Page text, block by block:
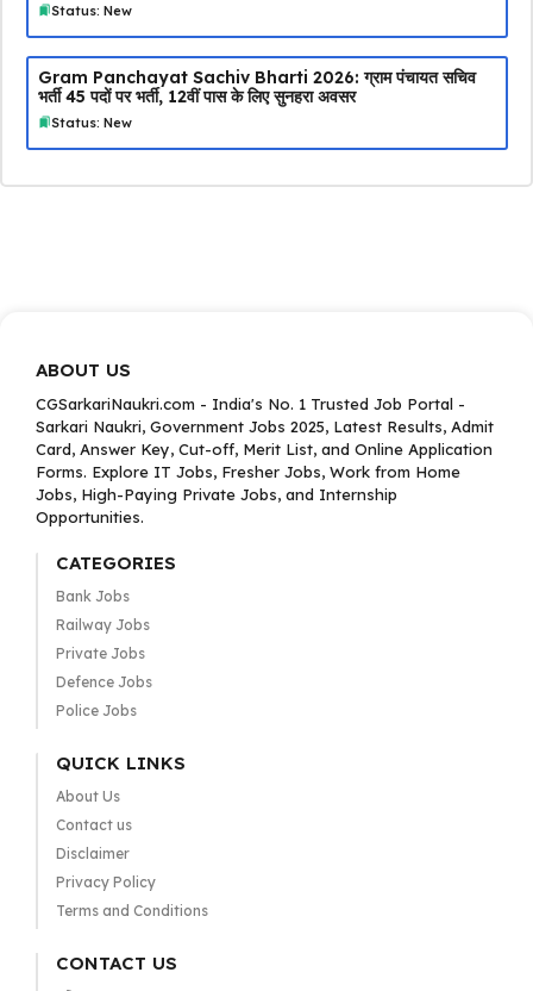
Status: New
Gram Panchayat Sachiv Bharti 2026: ग्राम पंचायत सचिव
भर्ती 45 पदों पर भर्ती, 12वीं पास के लिए सुनहरा अवसर
Status: New
ABOUT US
CGSarkariNaukri.com - India's No. 1 Trusted Job Portal -
Sarkari Naukri, Government Jobs 2025, Latest Results, Admit
Card, Answer Key, Cut-off, Merit List, and Online Application
Forms. Explore IT Jobs, Fresher Jobs, Work from Home
Jobs, High-Paying Private Jobs, and Internship
Opportunities.
CATEGORIES
Bank Jobs
Railway Jobs
Private Jobs
Defence Jobs
Police Jobs
QUICK LINKS
About Us
Contact us
Disclaimer
Privacy Policy
Terms and Conditions
CONTACT US